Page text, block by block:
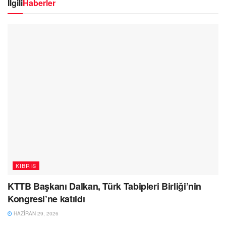
İlgiliHaberler
KIBRIS
KTTB Başkanı Dalkan, Türk Tabipleri Birliği’nin
Kongresi’ne katıldı
HAZIRAN 29, 2026